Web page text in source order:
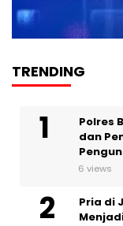
TRENDING
Polres
dan
6 views
Pria di